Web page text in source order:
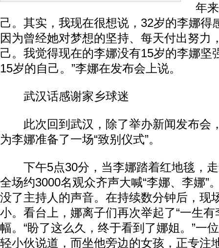
年
己。其实，我现在很想说，32岁的李娜得
因为曾经她对梦想的坚持、每天付出努力
己。我觉得现在的李娜没有15岁的李娜坚
15岁的自己。”李娜在发布会上说。
武汉话感谢家乡球迷
此次回到武汉，除了举办新闻发布会
为李娜准备了一场“致别仪式”。
下午5点30分，当李娜踏着红地毯，走
全场约3000名观众齐声大喊“李娜、李娜”
没了主持人的声音。在持续数分钟后，现
小。看台上，娜离子们再次举起了“一生有
幅。“盼了这么久，终于看到了娜姐。”一
轻小伙说道，而坐他旁边的女孩，正专注